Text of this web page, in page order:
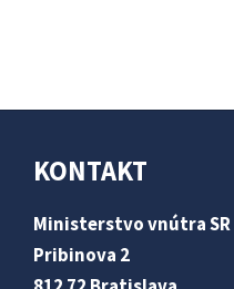
KONTAKT
Ministerstvo vnútra SR
Pribinova 2